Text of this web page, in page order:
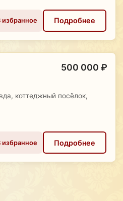
избранное Подробнее
500 000 ₽
коттеджный посёлок,
избранное Подробнее